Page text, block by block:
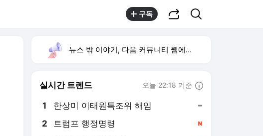
구독
뉴스 밖 이야기, 다음 커뮤니티 웹에서 보기
실시간 트렌드 오늘 22:18 기준
1 한상미 이태원특조위 해임
2 트럼프 행정명령